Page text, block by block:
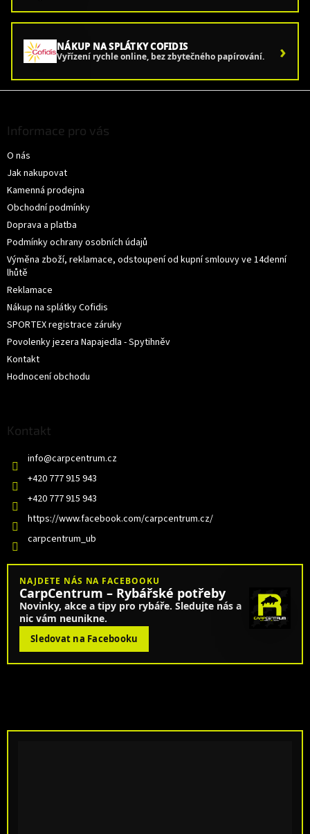
NÁKUP NA SPLÁTKY COFIDIS
Vyřízení rychle online, bez zbytečného papírování. ›
Informace pro vás
O nás
Jak nakupovat
Kamenná prodejna
Obchodní podmínky
Doprava a platba
Podmínky ochrany osobních údajů
Výměna zboží, reklamace, odstoupení od kupní smlouvy ve 14denní
lhůtě
Reklamace
Nákup na splátky Cofidis
SPORTEX registrace záruky
Povolenky jezera Napajedla - Spytihněv
Kontakt
Hodnocení obchodu
Kontakt
info@carpcentrum.cz
+420 777 915 943
+420 777 915 943
https://www.facebook.com/carpcentrum.cz/
carpcentrum_ub
NAJDETE NÁS NA FACEBOOKU
CarpCentrum – Rybářské potřeby
Novinky, akce a tipy pro rybáře. Sledujte nás a
nic vám neunikne.
Sledovat na Facebooku